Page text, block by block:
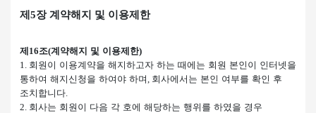
제 5장 계약해지 및 이용제한
제16조(계약해지 및 이용제한)
1. 회원이 이용계약을 해지하고자 하는 때에는 회원 본인이 인터넷을
통하여 해지신청을 하여야 하며 회사에서는 본인 여부를 확인 후
조치합니다.
2. 회사는 회원이 다음 각 호에 해당하는 행위를 하였을 경우